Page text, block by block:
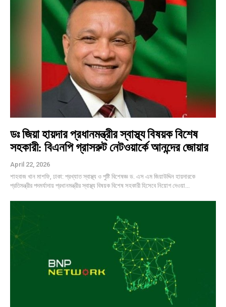
ডঃ জিয়া হায়দার প্রধানমন্ত্রীর স্বাস্থ্য বিষয়ক বিশেষ
সহকারী: বিএনপি গ্রাসরুট নেটওয়ার্কে আনন্দের জোয়ার
April 22, 2026
শাহবাজ খান মাশফি, ঢাকা: প্রখ্যাত স্বাস্থ্য ও পুষ্টি বিশেষজ্ঞ ড. এস এম জিয়াউদ্দিন হায়দারকে
প্রতিমন্ত্রীর পদমর্যাদায় প্রধানমন্ত্রীর স্বাস্থ্য বিষয়ক বিশেষ সহকারী হিসেবে নিয়োগ দেওয়া...